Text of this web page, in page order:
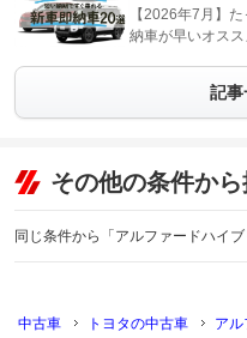
【2026年7月】
納車が早いオス
記事
その他の条件か
同じ条件から「アルファードハイ
中古車 トヨタの中古車 ア